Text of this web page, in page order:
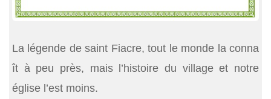
La légende de saint Fiacre, tout le monde la conna
ît à peu près, mais l’histoire du village et notre
église l’est moins.